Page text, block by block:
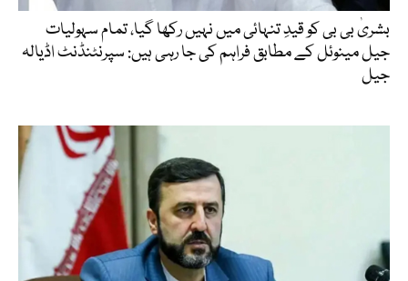
بشریٰ بی بی کو قیدِ تنہائی میں نہیں رکھا گیا، تمام سہولیات
جیل مینوئل کے مطابق فراہم کی جا رہی ہیں: سپرنٹنڈنٹ اڈیالہ
جیل